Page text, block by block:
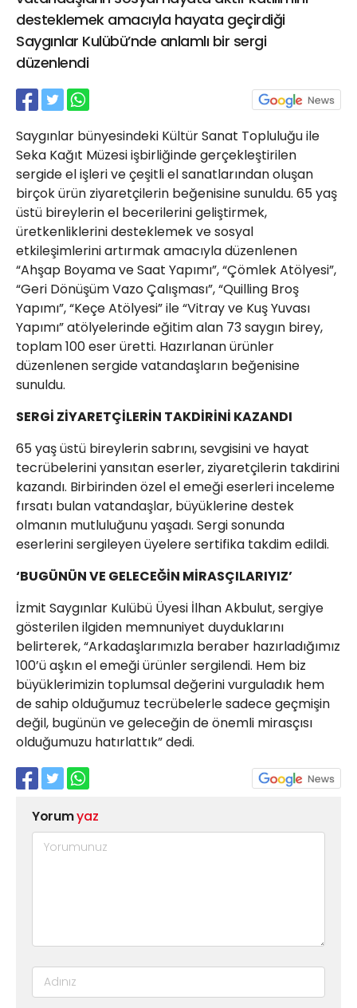
desteklemek amacıyla hayata geçirdiği
Saygınlar Kulübü’nde anlamlı bir sergi
düzenlendi
Saygınlar bünyesindeki Kültür Sanat Topluluğu ile
Seka Kağıt Müzesi işbirliğinde gerçekleştirilen
sergide el işleri ve çeşitli el sanatlarından oluşan
birçok ürün ziyaretçilerin beğenisine sunuldu. 65 yaş
üstü bireylerin el becerilerini geliştirmek,
üretkenliklerini desteklemek ve sosyal
etkileşimlerini artırmak amacıyla düzenlenen
“Ahşap Boyama ve Saat Yapımı”, “Çömlek Atölyesi”,
“Geri Dönüşüm Vazo Çalışması”, “Quilling Broş
Yapımı”, “Keçe Atölyesi” ile “Vitray ve Kuş Yuvası
Yapımı” atölyelerinde eğitim alan 73 saygın birey,
toplam 100 eser üretti. Hazırlanan ürünler
düzenlenen sergide vatandaşların beğenisine
sunuldu.
SERGİ ZİYARETÇİLERİN TAKDİRİNİ KAZANDI
65 yaş üstü bireylerin sabrını, sevgisini ve hayat
tecrübelerini yansıtan eserler, ziyaretçilerin takdirini
kazandı. Birbirinden özel el emeği eserleri inceleme
fırsatı bulan vatandaşlar, büyüklerine destek
olmanın mutluluğunu yaşadı. Sergi sonunda
eserlerini sergileyen üyelere sertifika takdim edildi.
‘BUGÜNÜN VE GELECEĞİN MİRASÇILARIYIZ’
İzmit Saygınlar Kulübü Üyesi İlhan Akbulut, sergiye
gösterilen ilgiden memnuniyet duyduklarını
belirterek, “Arkadaşlarımızla beraber hazırladığımız
100’ü aşkın el emeği ürünler sergilendi. Hem biz
büyüklerimizin toplumsal değerini vurguladık hem
de sahip olduğumuz tecrübelerle sadece geçmişin
değil, bugünün ve geleceğin de önemli mirasçısı
olduğumuzu hatırlattık” dedi.
Yorumyaz
21 Gölcük
02624132333